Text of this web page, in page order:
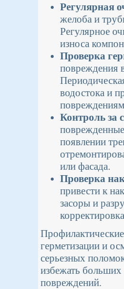
Регулярная
желоба и
Регулярное
износа
Проверка
повреждения
водостока и
Контроль за
появлении
или фасада.
Проверка
привести к
засоры и
герметизации и
серьезных
избежать больших
повреждений.